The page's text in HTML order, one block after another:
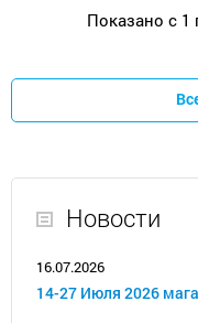
Показано с 1
Новости
16.07.2026
14-27 Июля 2026